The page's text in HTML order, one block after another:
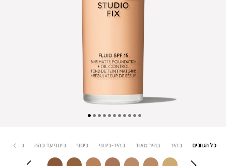
כל הגוונים בהיר בהיר מאוד בהיר-בינוני בינוני בינוני עד כהה כהה